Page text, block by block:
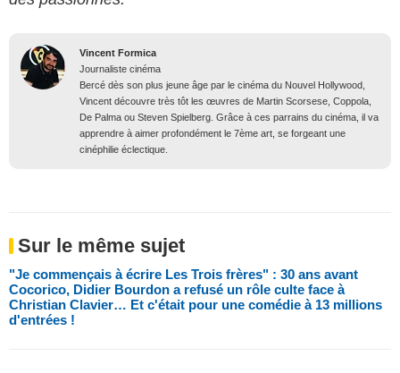
Vincent Formica
Journaliste cinéma
Bercé dès son plus jeune âge par le cinéma du Nouvel Hollywood,
Vincent découvre très tôt les œuvres de Martin Scorsese, Coppola,
De Palma ou Steven Spielberg. Grâce à ces parrains du cinéma, il va
apprendre à aimer profondément le 7ème art, se forgeant une
cinéphilie éclectique.
Sur le même sujet
"Je commençais à écrire Les Trois frères" : 30 ans avant
Cocorico, Didier Bourdon a refusé un rôle culte face à
Christian Clavier… Et c'était pour une comédie à 13 millions
d'entrées !